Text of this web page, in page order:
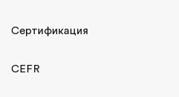
Сертификация
CEFR